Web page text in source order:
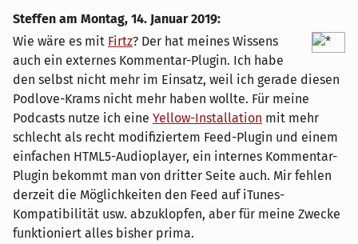
Steffen am Montag, 14. Januar 2019:
Wie wäre es mit Firtz? Der hat meines Wissens
auch ein externes Kommentar-Plugin. Ich habe
den selbst nicht mehr im Einsatz, weil ich gerade diesen
Podlove-Krams nicht mehr haben wollte. Für meine
Podcasts nutze ich eine Yellow-Installation mit mehr
schlecht als recht modifiziertem Feed-Plugin und einem
einfachen HTML5-Audioplayer, ein internes Kommentar-
Plugin bekommt man von dritter Seite auch. Mir fehlen
derzeit die Möglichkeiten den Feed auf iTunes-
Kompatibilität usw. abzuklopfen, aber für meine Zwecke
funktioniert alles bisher prima.